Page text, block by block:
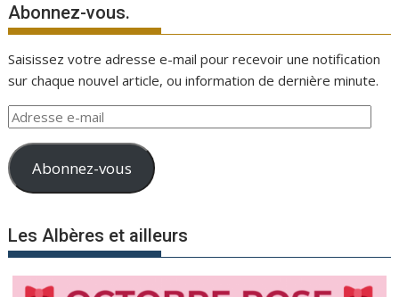
Abonnez-vous.
Saisissez votre adresse e-mail pour recevoir une notification
sur chaque nouvel article, ou information de dernière minute.
Adresse
mail
Abonnez-vous
Les Albères et ailleurs